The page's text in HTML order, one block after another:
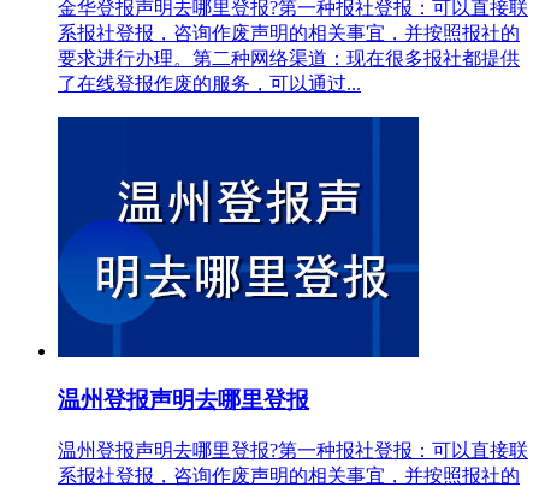
金华登报声明去哪里登报?第一种报社登报：可以直接联
系报社登报，咨询作废声明的相关事宜，并按照报社的
要求进行办理。第二种网络渠道：现在很多报社都提供
了在线登报作废的服务，可以通过...
温州登报声明去哪里登报
温州登报声明去哪里登报?第一种报社登报：可以直接联
系报社登报，咨询作废声明的相关事宜，并按照报社的